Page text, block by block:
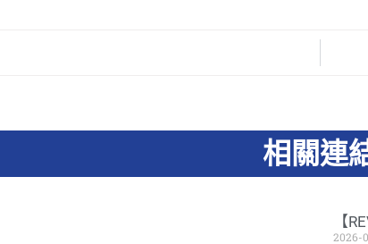
相關連
【
2026-